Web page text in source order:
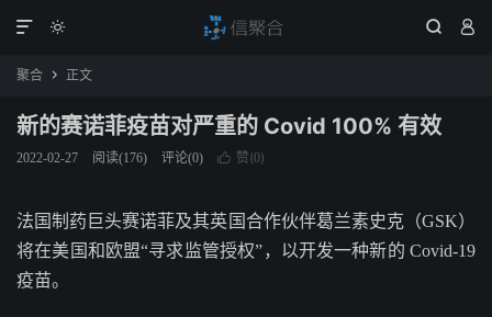
  

聚合  正文
新的赛诺菲疫苗对严重的 Covid 100% 有效
2022-02-27 阅读(176) 评论(0)  赞(0)
法国制药巨头赛诺菲及其英国合作伙伴葛兰素史克（GSK）
将在美国和欧盟“寻求监管授权”，以开发一种新的 Covid-19
疫苗。